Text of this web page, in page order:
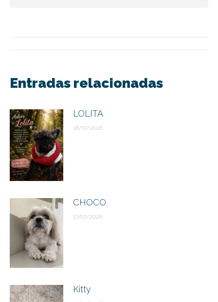
Navegación
entre
Entradas relacionadas
LOLITA
18/07/2026
CHOCO
17/07/2026
Kitty